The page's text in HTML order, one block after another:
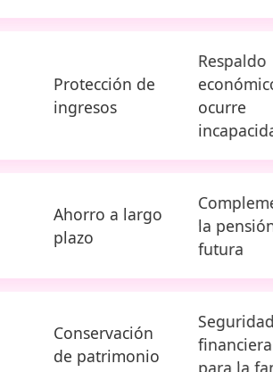
Protección de
ingresos
Respaldo
ocurre
Ahorro a largo
plazo
la
futura
Conservación
de patrimonio
financiera
para la